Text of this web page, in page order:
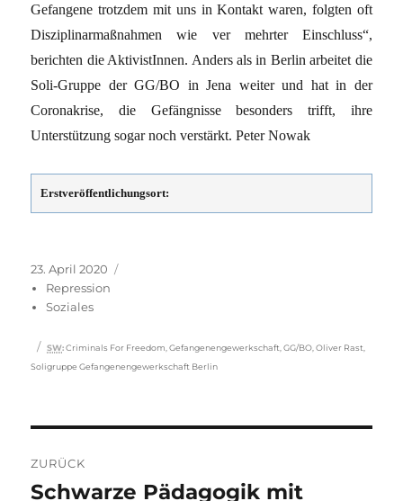
Gefangene trotzdem mit uns in Kontakt waren, folgten oft
Disziplinarmaßnahmen wie ver mehrter Einschluss“,
berichten die AktivistInnen. Anders als in Berlin arbeitet die
Soli-Gruppe der GG/BO in Jena weiter und hat in der
Coronakrise, die Gefängnisse besonders trifft, ihre
Unterstützung sogar noch verstärkt. Peter Nowak
Erstveröffentlichungsort:
Veröffentlicht
am
23. April 2020
Repression
Soziales
Schlagwörter
SW: Criminals For Freedom ,Gefangenengewerkschaft ,GG/BO ,Oliver Rast
Soligruppe Gefangenengewerkschaft Berlin
ZURÜCK
Vorheriger
Schwarze Pädagogik mit